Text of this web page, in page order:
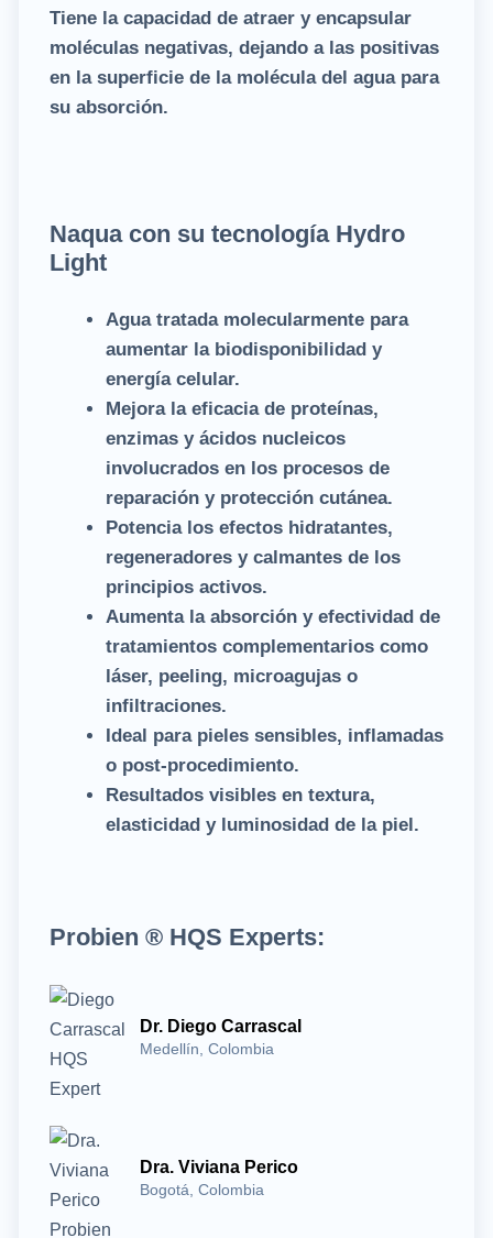
Tiene la capacidad de atraer y encapsular
moléculas negativas, dejando a las positivas
en la superficie de la molécula del agua para
su absorción.
Naqua con su tecnología Hydro
Light
Agua tratada molecularmente para
aumentar la biodisponibilidad y
energía celular.
Mejora la eficacia de proteínas,
enzimas y ácidos nucleicos
involucrados en los procesos de
reparación y protección cutánea.
Potencia los efectos hidratantes,
regeneradores y calmantes de los
principios activos.
Aumenta la absorción y efectividad de
tratamientos complementarios como
láser, peeling, microagujas o
infiltraciones.
Ideal para pieles sensibles, inflamadas
o post-procedimiento.
Resultados visibles en textura,
elasticidad y luminosidad de la piel.
Probien ® HQS Experts:
Dr. Diego Carrascal
Medellín, Colombia
Dra. Viviana Perico
Bogotá, Colombia